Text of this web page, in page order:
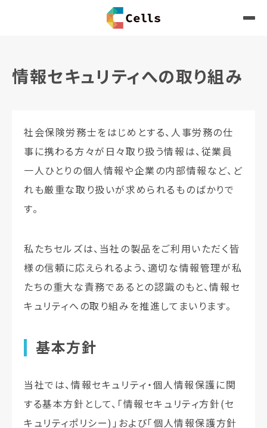
情報セキュリティへの取り組み
社会保険労務士をはじめとする、人事労務の仕
事に携わる方々が日々取り扱う情報は、従業員
一人ひとりの個人情報や企業の内部情報など、ど
れも厳重な取り扱いが求められるものばかりで
す。
私たちセルズは、当社の製品をご利用いただく皆
様の信頼に応えられるよう、適切な情報管理が私
たちの重大な責務であるとの認識のもと、情報セ
キュリティへの取り組みを推進してまいります。
基本方針
当社では、情報セキュリティ・個人情報保護に関
する基本方針として、「情報セキュリティ方針(セ
キュリティポリシー)」および「個人情報保護方針